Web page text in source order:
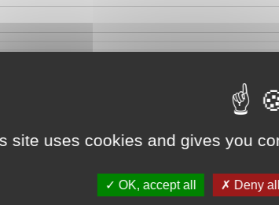
site uses cookies and gives you
OK, accept all Deny
*
pas acceptée